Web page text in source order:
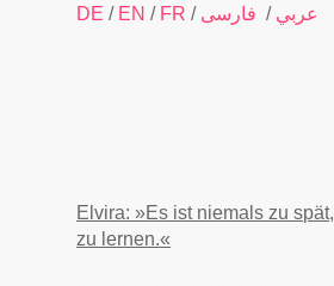
DE / EN / FR / عربي / فارسى
Elvira: »Es ist niemals zu
zu lernen.«